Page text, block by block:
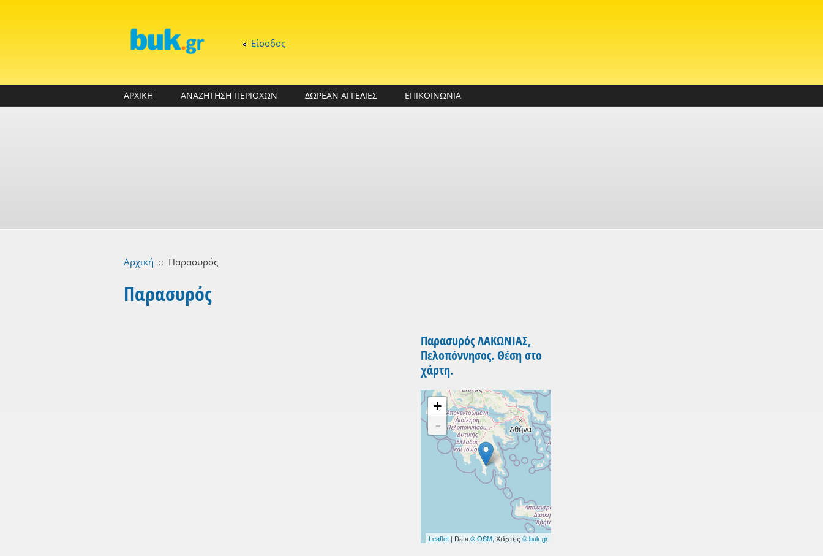
Είσοδος
ΑΡΧΙΚΗ ΑΝΑΖΗΤΗΣΗ ΠΕΡΙΟΧΩΝ ΔΩΡΕΑΝ ΑΓΓΕΛΙΕΣ ΕΠΙΚΟΙΝΩΝΙΑ
Αρχική :: Παρασυρός
Παρασυρός
Παρασυρός ΛΑΚΩΝΙΑΣ,
Πελοπόννησος. Θέση στο
χάρτη.
+
-
Leaflet| Data© OSM, Χάρτες © buk.gr